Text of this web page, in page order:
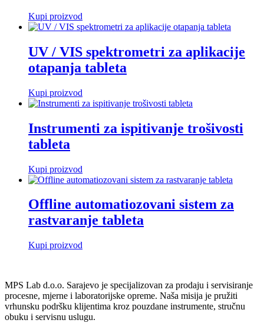
Kupi proizvod
UV / VIS spektrometri za aplikacije
otapanja tableta
Kupi proizvod
Instrumenti za ispitivanje trošivosti
tableta
Kupi proizvod
Offline automatiozovani sistem za
rastvaranje tableta
Kupi proizvod
MPS Lab d.o.o. Sarajevo je specijalizovan za prodaju i servisiranje
procesne, mjerne i laboratorijske opreme. Naša misija je pružiti
vrhunsku podršku klijentima kroz pouzdane instrumente, stručnu
obuku i servisnu uslugu.